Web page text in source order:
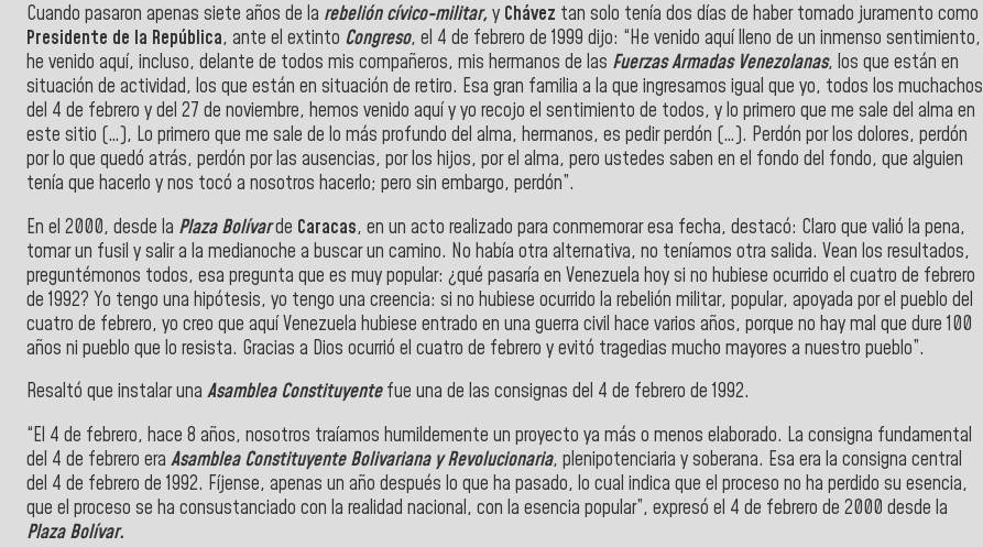
Cuando pasaron apenas siete años de la rebelión cívico-militar, y Chávez tan solo tenía dos días de haber tomado juramento como
Presidente de la República, ante el extinto Congreso, el 4 de febrero de 1999 dijo: “He venido aquí lleno de un inmenso sentimiento,
he venido aquí, incluso, delante de todos mis compañeros, mis hermanos de las Fuerzas Armadas Venezolanas, los que están en
situación de actividad, los que están en situación de retiro. Esa gran familia a la que ingresamos igual que yo, todos los muchachos
del 4 de febrero y del 27 de noviembre, hemos venido aquí y yo recojo el sentimiento de todos, y lo primero que me sale del alma en
este sitio (…), Lo primero que me sale de lo más profundo del alma, hermanos, es pedir perdón (…). Perdón por los dolores, perdón
por lo que quedó atrás, perdón por las ausencias, por los hijos, por el alma, pero ustedes saben en el fondo del fondo, que alguien
tenía que hacerlo y nos tocó a nosotros hacerlo; pero sin embargo, perdón”.
En el 2000, desde la Plaza Bolívarde Caracas, en un acto realizado para conmemorar esa fecha, destacó: Claro que valió la pena,
tomar un fusil y salir a la medianoche a buscar un camino. No había otra alternativa, no teníamos otra salida. Vean los resultados,
preguntémonos todos, esa pregunta que es muy popular: ¿qué pasaría en Venezuela hoy si no hubiese ocurrido el cuatro de febrero
de 1992? Yo tengo una hipótesis, yo tengo una creencia: si no hubiese ocurrido la rebelión militar, popular, apoyada por el pueblo del
cuatro de febrero, yo creo que aquí Venezuela hubiese entrado en una guerra civil hace varios años, porque no hay mal que dure 100
años ni pueblo que lo resista. Gracias a Dios ocurrió el cuatro de febrero y evitó tragedias mucho mayores a nuestro pueblo”.
Resaltó que instalar una Asamblea Constituyentefue una de las consignas del 4 de febrero de 1992.
“El 4 de febrero, hace 8 años, nosotros traíamos humildemente un proyecto ya más o menos elaborado. La consigna fundamental
del 4 de febrero era Asamblea Constituyente Bolivariana y Revolucionaria, plenipotenciaria y soberana. Esa era la consigna central
del 4 de febrero de 1992. Fíjense, apenas un año después lo que ha pasado, lo cual indica que el proceso no ha perdido su esencia,
que el proceso se ha consustanciado con la realidad nacional, con la esencia popular”, expresó el 4 de febrero de 2000 desde la
Plaza Bolívar.